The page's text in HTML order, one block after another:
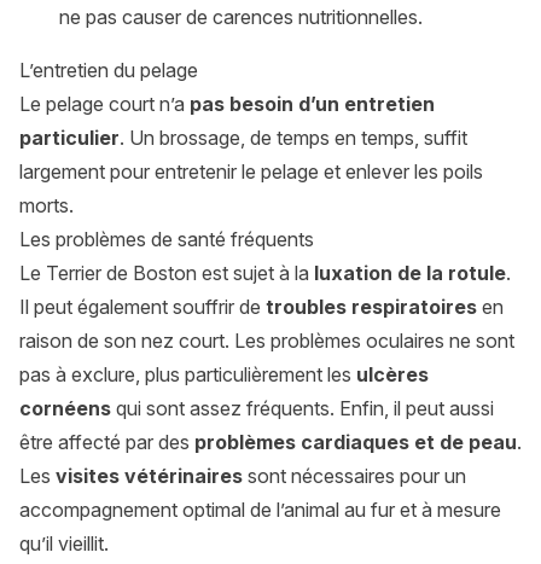
ne pas causer de carences nutritionnelles.
L’entretien du pelage
Le pelage court n’a pas besoin d’un entretien
particulier. Un brossage, de temps en temps, suffit
largement pour entretenir le pelage et enlever les poils
morts.
Les problèmes de santé fréquents
Le Terrier de Boston est sujet à la luxation de la rotule.
Il peut également souffrir de troubles respiratoires en
raison de son nez court. Les problèmes oculaires ne sont
pas à exclure, plus particulièrement les ulcères
cornéens qui sont assez fréquents. Enfin, il peut aussi
être affecté par des problèmes cardiaques et de peau.
Les visites vétérinaires sont nécessaires pour un
accompagnement optimal de l’animal au fur et à mesure
qu’il vieillit.